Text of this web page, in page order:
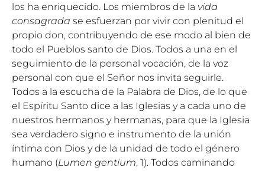
los ha enriquecido. Los miembros de la vida
consagrada se esfuerzan por vivir con plenitud el
propio don, contribuyendo de ese modo al bien de
todo el Pueblos santo de Dios. Todos a una en el
seguimiento de la personal vocación, de la voz
personal con que el Señor nos invita seguirle.
Todos a la escucha de la Palabra de Dios, de lo que
el Espíritu Santo dice a las Iglesias y a cada uno de
nuestros hermanos y hermanas, para que la Iglesia
sea verdadero signo e instrumento de la unión
íntima con Dios y de la unidad de todo el género
humano (Lumen gentium, 1). Todos caminando